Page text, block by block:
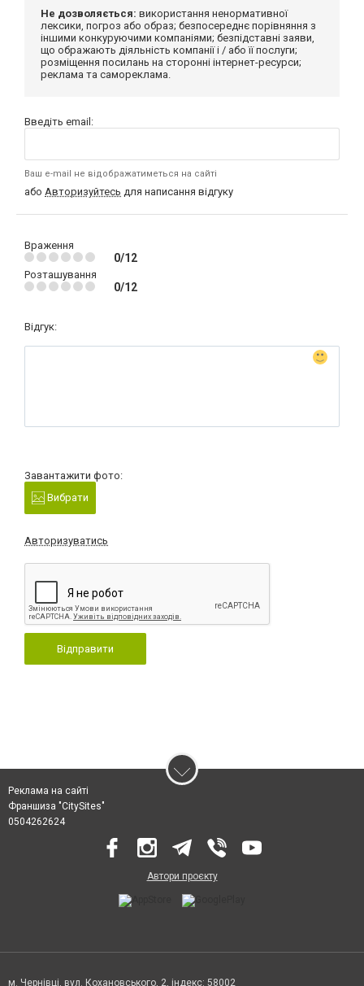
Не дозволяється: використання ненормативної
лексики, погроз або образ; безпосереднє порівняння з
іншими конкуруючими компаніями; безпідставні заяви,
що ображають діяльність компанії і / або її послуги;
розміщення посилань на сторонні інтернет-ресурси;
реклама та самореклама.
Введіть email:
Ваш e-mail не відображатиметься на сайті
або Авторизуйтесь для написання відгуку
Враження
0/12
Розташування
0/12
Відгук:
Завантажити фото:
Вибрати
Авторизуватись
Відправити
Реклама на сайті
Франшиза "CitySites"
0504262624
Автори проєкту
м. Чернівці, вул. Кохановського, 2, індекс: 58002